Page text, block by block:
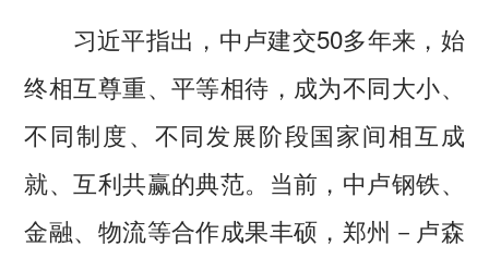
习近平指出，中卢建交50多年来，始
终相互尊重、平等相待，成为不同大小、
不同制度、不同发展阶段国家间相互成
就、互利共赢的典范。当前，中卢钢铁、
金融、物流等合作成果丰硕，郑州－卢森